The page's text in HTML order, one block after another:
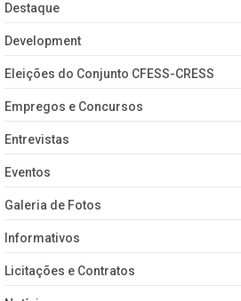
Destaque
Development
Eleições do Conjunto CFESS-CRESS
Empregos e Concursos
Entrevistas
Eventos
Galeria de Fotos
Informativos
Licitações e Contratos